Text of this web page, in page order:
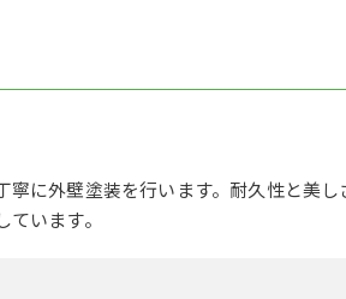
に外壁塗装を行います。耐久性と美
います。